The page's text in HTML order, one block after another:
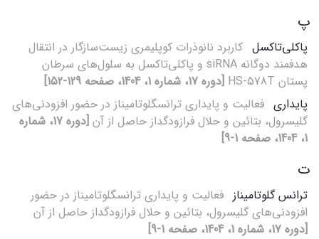
پ
پاکلی‌تاکسل کاربرد نانوذرات کوپلیمری زیست‌سازگار در انتقال
هدفمند دوگانه siRNA و پاکلی‌تاکسل به سلول‌های سرطان
پستان HS-578T
[دوره 17، شماره 1، 1404، صفحه 129-152]
پایداری فعالیت و پایداری ترانسگلوتامیناز در حضور افزودنی‌های
گلیسرول، بتائین و حلال فرازودگداز حاصل از آن
[دوره 17، شماره
1، 1404، صفحه 1-9]
ت
ترانس گلوتامیناز فعالیت و پایداری ترانسگلوتامیناز در حضور
افزودنی‌های گلیسرول، بتائین و حلال فرازودگداز حاصل از آن
[دوره 17، شماره 1، 1404، صفحه 1-9]